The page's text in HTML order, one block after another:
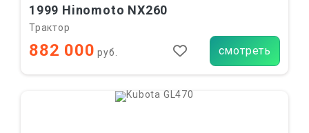
1999 Hinomoto NX260
Трактор
882 000 руб. смотреть